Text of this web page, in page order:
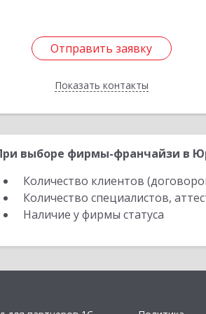
Отправить заявку
Показать контакты
Отправить заявку
Назад
выборе фирмы-франчайзи в
Количество клиентов
Количество специалистов,
Наличие у фирмы статуса